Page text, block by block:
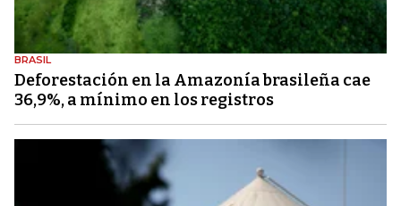
BRASIL
Deforestación en la Amazonía brasileña cae
36,9%, a mínimo en los registros